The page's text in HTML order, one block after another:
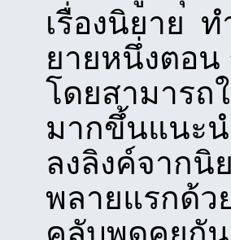
เรื่องนิยาย
ยายหนึ่งตอน
โดยสามารถ
มากขึ้นแนะน
ลงลิงค์จากนิ
พลายแรกด้ว
คลับพูดคุยกัน